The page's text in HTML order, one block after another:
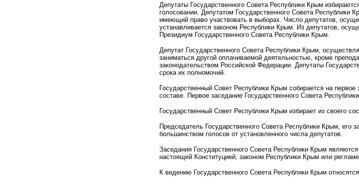
Депутаты Государственного Совета Республики Крым
голосовании. Депутатом Государственного Совета
имеющий право участвовать в выборах. Число депутатов,
устанавливается законом Республики Крым. Из депутатов,
Президиум Государственного Совета Республики Крым.
Депутат Государственного Совета Республики Крым,
заниматься другой оплачиваемой деятельностью, кроме
законодательством Российской Федерации. Депутаты
срока их полномочий.
Государственный Совет Республики Крым собирается на
составе. Первое заседание Государственного Совета
Государственный Совет Республики Крым избирает из своего
Председатель Государственного Совета Республики Крым, его
большинством голосов от установленного числа депутатов.
Заседания Государственного Совета Республики Крым
настоящей Конституцией, законом Республики Крым или
К ведению Государственного Совета Республики Крым